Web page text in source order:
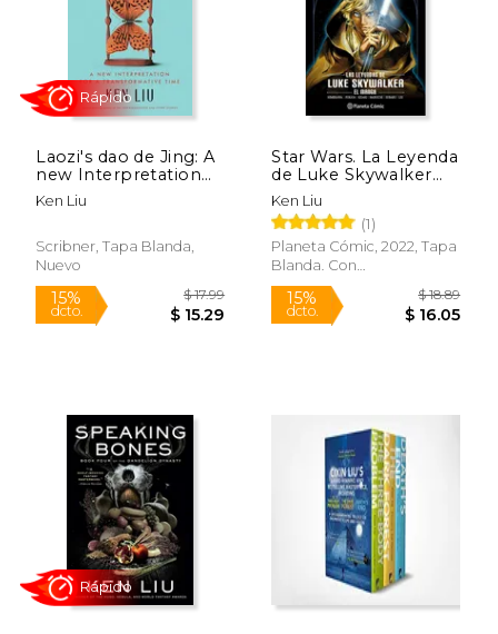
dcto. $ 26.34
Rápido
15%
dcto. $
Rápido
Laozi's dao de Jing: A
new Interpretation
for a Transformative
Time (en Inglés)
Ken Liu
Scribner, Tapa Blanda,
Nuevo
Rápido
Star Wars. La Leyenda
de Luke Skywalker
(Manga)
Ken Liu
(1)
Planeta Cómic, 2022, Tapa
Blanda. Con
Sobrecubierta, Nuevo